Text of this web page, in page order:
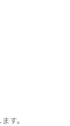
す。